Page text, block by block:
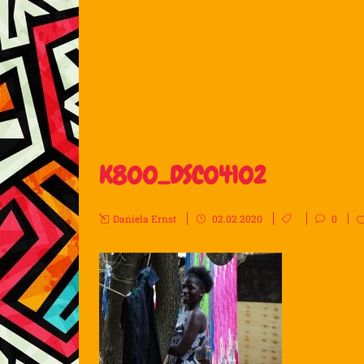
K800_DSC04102
Daniela Ernst 02.02.2020 0